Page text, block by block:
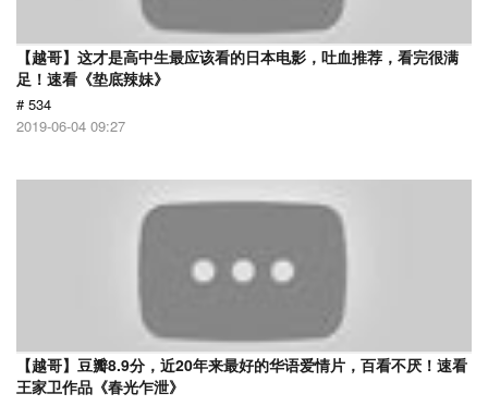
【越哥】这才是高中生最应该看的日本电影，吐血推荐，看完很满
足！速看《垫底辣妹》
# 534
2019-06-04 09:27
【越哥】豆瓣8.9分，近20年来最好的华语爱情片，百看不厌！速看
王家卫作品《春光乍泄》